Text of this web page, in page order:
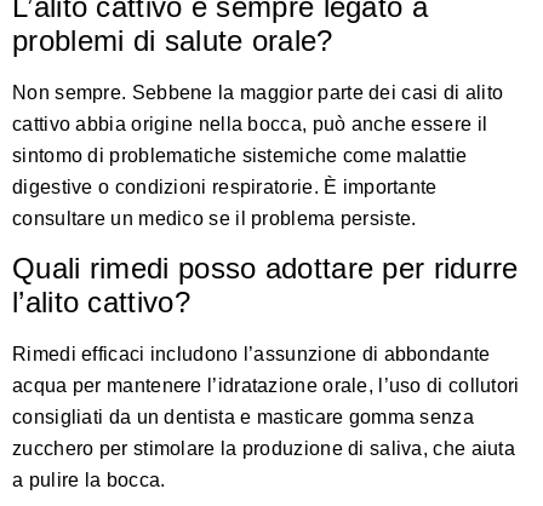
L’alito cattivo è sempre legato a
problemi di salute orale?
Non sempre. Sebbene la maggior parte dei casi di alito
cattivo abbia origine nella bocca, può anche essere il
sintomo di problematiche sistemiche come malattie
digestive o condizioni respiratorie. È importante
consultare un medico se il problema persiste.
Quali rimedi posso adottare per ridurre
l’alito cattivo?
Rimedi efficaci includono l’assunzione di abbondante
acqua per mantenere l’idratazione orale, l’uso di collutori
consigliati da un dentista e masticare gomma senza
zucchero per stimolare la produzione di saliva, che aiuta
a pulire la bocca.